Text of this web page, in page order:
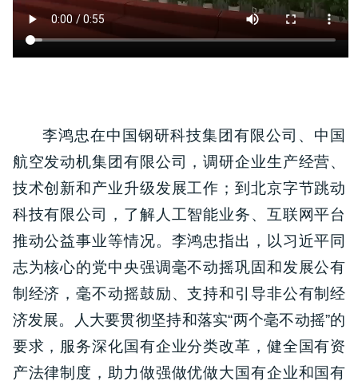
李鸿忠在中国钢研科技集团有限公司、中国
航空发动机集团有限公司，调研企业生产经营、
技术创新和产业升级发展工作；到北京字节跳动
科技有限公司，了解人工智能业务、互联网平台
推动公益事业等情况。李鸿忠指出，以习近平同
志为核心的党中央强调毫不动摇巩固和发展公有
制经济，毫不动摇鼓励、支持和引导非公有制经
济发展。人大要贯彻坚持和落实“两个毫不动摇”的
要求，服务深化国有企业分类改革，健全国有资
产法律制度，助力做强做优做大国有企业和国有